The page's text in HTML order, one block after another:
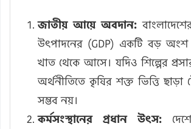
জাতীয় আয়ে অবদান:
উৎপাদনের (GDP) একটি বড় অংশ
খাত থেকে আসে। যদিও শিল্পের
অর্থনীতিতে কৃষির শক্ত ভিত্তি ছাড়া
সম্ভব নয়।
কর্মসংস্থানের প্রধান উৎস: